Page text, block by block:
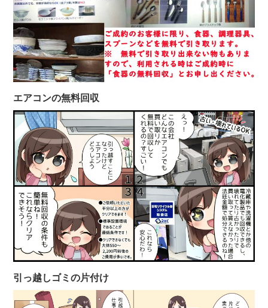
エアコンの無料回収
引っ越しゴミの片付け